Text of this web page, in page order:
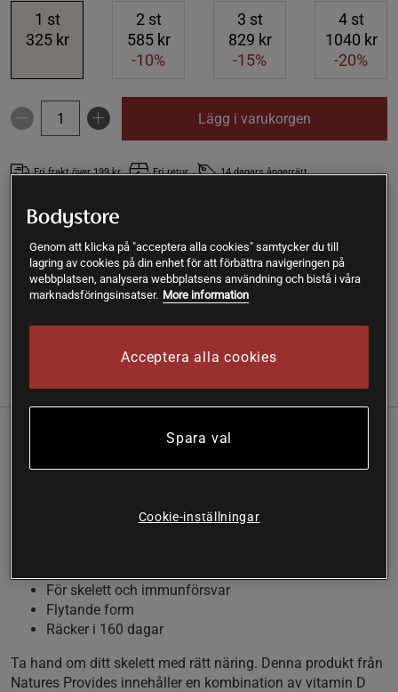
1 st
325 kr
2 st
585 kr
-10%
3 st
829 kr
-15%
4st
1040 kr
-20%
Lägg i varukorgen
Fri frakt över 199 kr Fri retur 14 dagars ångerrätt
SKU #A14120-05| EAN
Flytande D3 & K2 30 ml, är ett kosttillskott från Nature
Provides med vitamin K och D i flytande form i en bas av
svartkumminolja. Fri från tillsatser.
Läs mer
Information Recensioner(1) Näring & Ingredienser
Både vitamin D och K är viktigt för skelettet och
vitamin D bidrar till ett normalt fungerande
vitaminer i flytande form i en bas av svartkumminolja
För skelett och immunförsvar
Flytande form
Räcker i 160 dagar
Ta hand om ditt skelett med rätt näring. Denna produkt från
Natures Provides innehåller en kombination av vitamin D
Genom att klicka på "acceptera alla cookies" samtycker du till
lagring av cookies på din enhet för att förbättra navigeringen på
webbplatsen, analysera webbplatsens användning och bistå i våra
marknadsföringsinsatser. More information
Acceptera alla cookies
Spara val
Cookie-inställningar